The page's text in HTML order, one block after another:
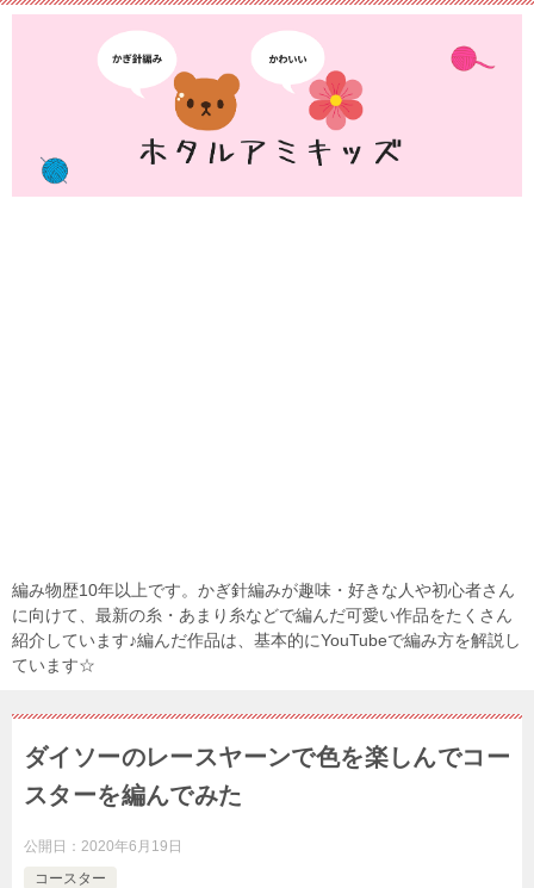
編み物歴10年以上です。かぎ針編みが趣味・好きな人や初心者さん
に向けて、最新の糸・あまり糸などで編んだ可愛い作品をたくさん
紹介しています♪編んだ作品は、基本的にYouTubeで編み方を解説し
ています☆
ダイソーのレースヤーンで色を楽しんでコー
スターを編んでみた
公開日： 2020年6月19日
コースター